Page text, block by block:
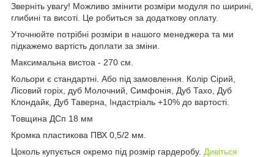
Зверніть увагу! Можливо змінити розміри модуля по ширині,
глибині та висоті. Це робиться за додаткову оплату.
Уточнюйте потрібні розміри в нашого менеджера та ми
підкажемо вартість доплати за зміни.
Максимальна вистоа - 270 см.
Кольори є стандартні. Або під замовлення. Колір Сірий,
Лісовий горіх, дуб Молочний, Симфонія, Дуб Тахо, Дуб
Клондайк, Дуб Таверна, Індастріаль +10% до вартості.
Товщина ДСп 18 мм
Кромка пластикова ПВХ 0,5/2 мм.
Цоколь купується окремо під розмір гардеробу. Дивіться